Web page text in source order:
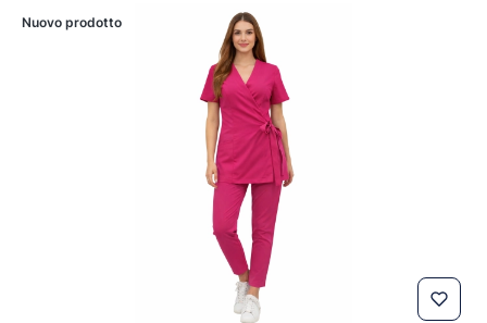
Nuovo prodotto